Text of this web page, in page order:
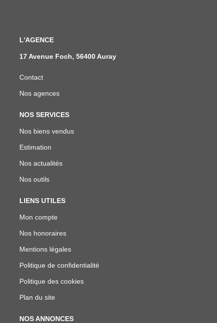
L'AGENCE
17 Avenue Foch, 56400 Auray
Contact
Nos agences
NOS SERVICES
Nos biens vendus
Estimation
Nos actualités
Nos outils
LIENS UTILES
Mon compte
Nos honoraires
Mentions légales
Politique de confidentialité
Politique des cookies
Plan du site
NOS ANNONCES